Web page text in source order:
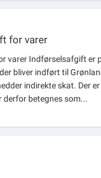
for varer
varer Indførselsafgift er
bliver indført til
indirekte skat. Der
derfor betegnes som...